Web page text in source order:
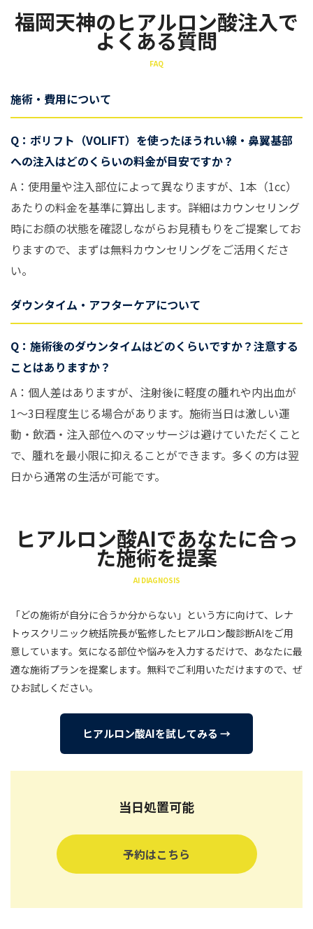
福岡天神のヒアルロン酸注入で
よくある質問
FAQ
施術・費用について
Q：ボリフト（VOLIFT）を使ったほうれい線・鼻翼基部
への注入はどのくらいの料金が目安ですか？
A：使用量や注入部位によって異なりますが、1本（1cc）
あたりの料金を基準に算出します。詳細はカウンセリング
時にお顔の状態を確認しながらお見積もりをご提案してお
りますので、まずは無料カウンセリングをご活用くださ
い。
ダウンタイム・アフターケアについて
Q：施術後のダウンタイムはどのくらいですか？注意する
ことはありますか？
A：個人差はありますが、注射後に軽度の腫れや内出血が
1〜3日程度生じる場合があります。施術当日は激しい運
動・飲酒・注入部位へのマッサージは避けていただくこと
で、腫れを最小限に抑えることができます。多くの方は翌
日から通常の生活が可能です。
ヒアルロン酸AIであなたに合っ
た施術を提案
AI DIAGNOSIS
「どの施術が自分に合うか分からない」という方に向けて、レナ
トゥスクリニック統括院長が監修したヒアルロン酸診断AIをご用
意しています。気になる部位や悩みを入力するだけで、あなたに最
適な施術プランを提案します。無料でご利用いただけますので、ぜ
ひお試しください。
ヒアルロン酸AIを試してみる →
当日処置可能
予約はこちら